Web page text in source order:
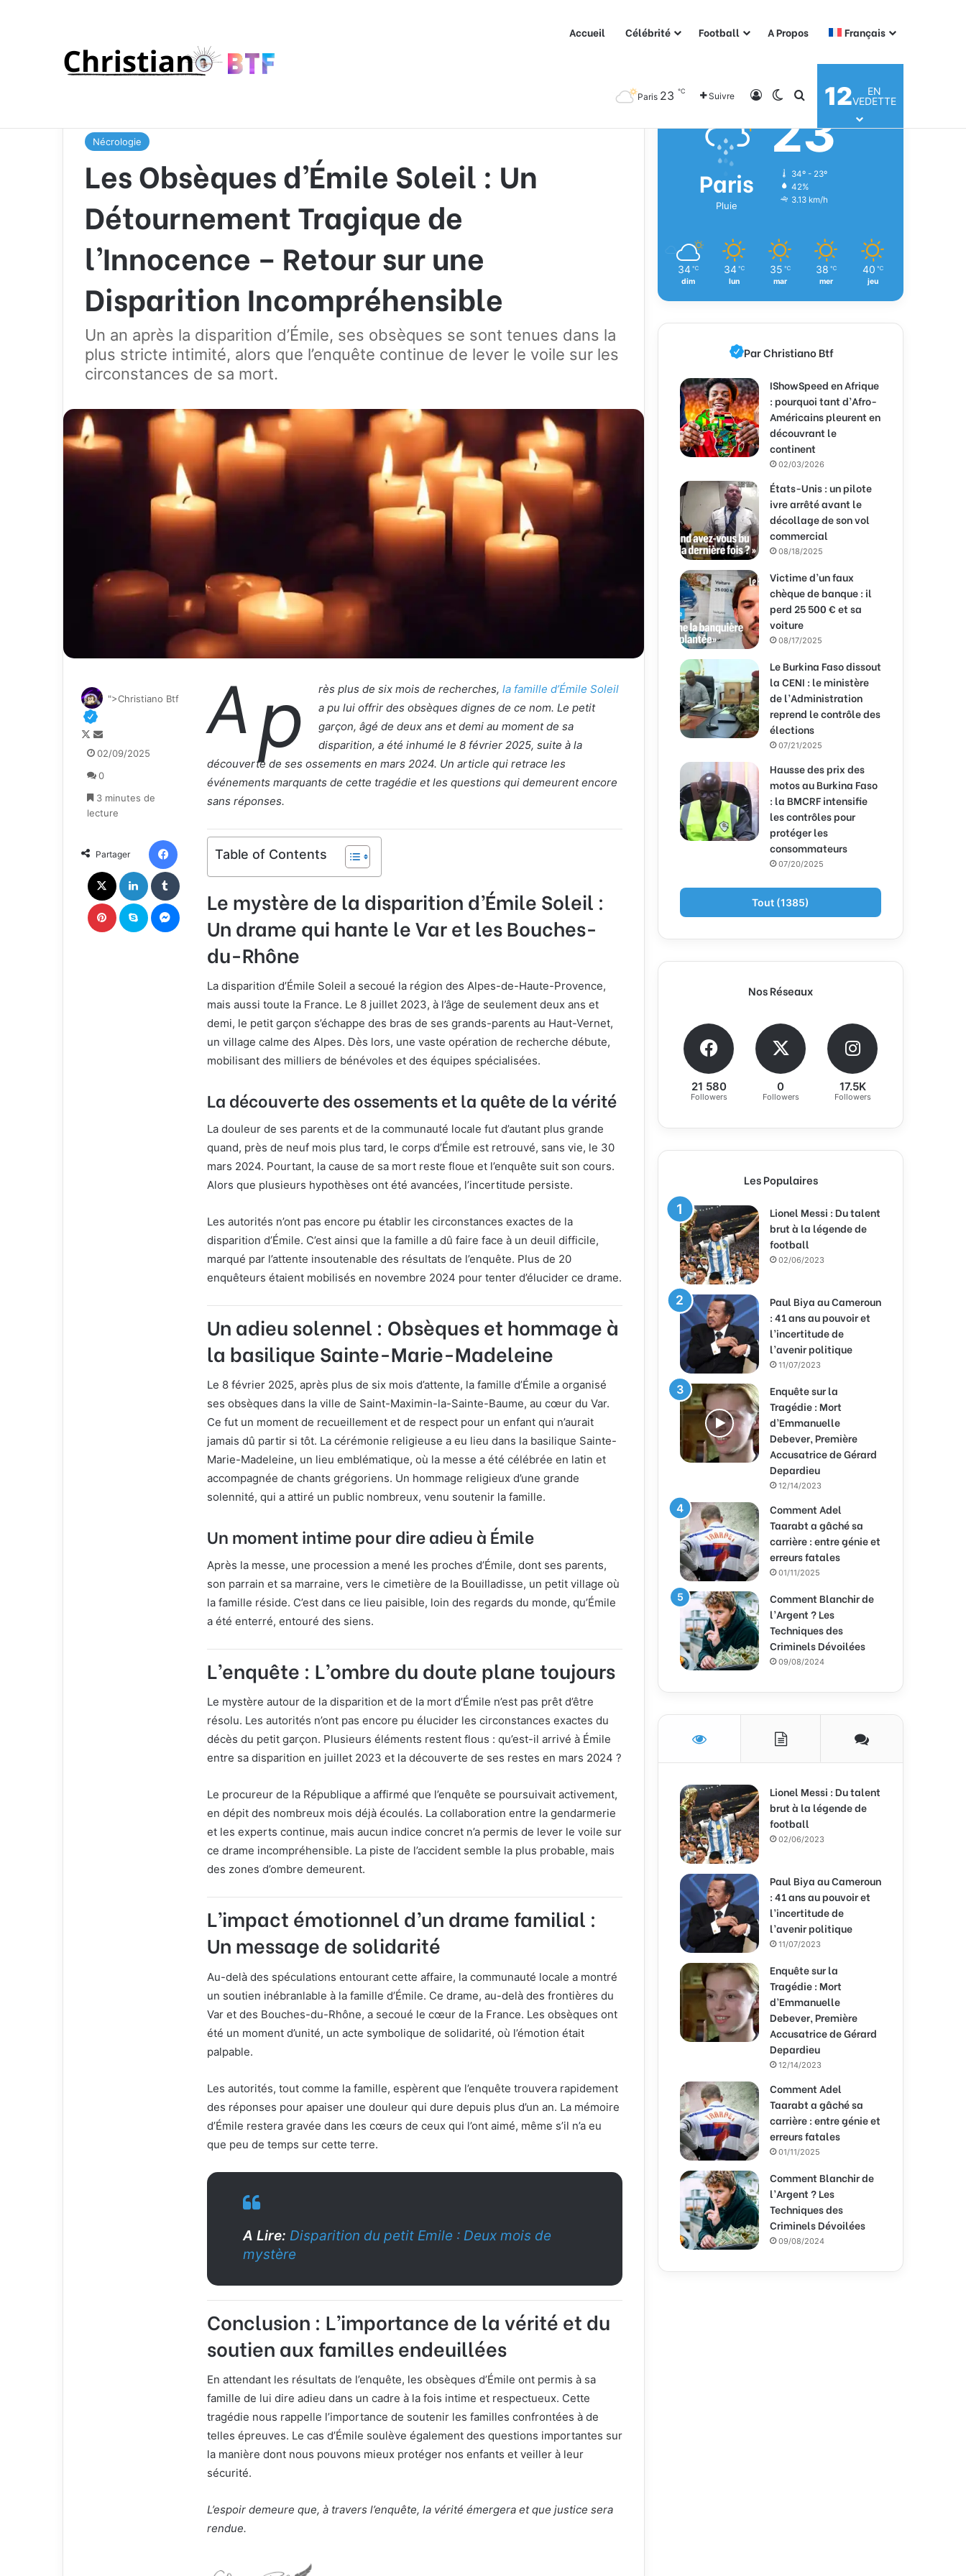
Accueil Célébrité Football A Propos Français
Paris 23 ℃ Suivre ConnexionSwitch skin
Rechercher
12
EN
VEDETTE
Nécrologie
Les Obsèques d’Émile Soleil : Un
Détournement Tragique de
l’Innocence – Retour sur une
Disparition Incompréhensible
Un an après la disparition d’Émile, ses obsèques se sont tenues dans la
plus stricte intimité, alors que l’enquête continue de lever le voile sur les
circonstances de sa mort.
Ap rès plus de six mois de recherches, la famille d’Émile Soleil
a pu lui offrir des obsèques dignes de ce nom. Le petit
garçon, âgé de deux ans et demi au moment de sa
disparition, a été inhumé le 8 février 2025, suite à la
découverte de ses ossements en mars 2024. Un article qui retrace les
événements marquants de cette tragédie et les questions qui demeurent encore
sans réponses.
Table of Contents
Le mystère de la disparition d’Émile Soleil :
Un drame qui hante le Var et les Bouches-
du-Rhône
La disparition d’Émile Soleil a secoué la région des Alpes-de-Haute-Provence,
mais aussi toute la France. Le 8 juillet 2023, à l’âge de seulement deux ans et
demi, le petit garçon s’échappe des bras de ses grands-parents au Haut-Vernet,
un village calme des Alpes. Dès lors, une vaste opération de recherche débute,
mobilisant des milliers de bénévoles et des équipes spécialisées.
La découverte des ossements et la quête de la vérité
La douleur de ses parents et de la communauté locale fut d’autant plus grande
quand, près de neuf mois plus tard, le corps d’Émile est retrouvé, sans vie, le 30
mars 2024. Pourtant, la cause de sa mort reste floue et l’enquête suit son cours.
Alors que plusieurs hypothèses ont été avancées, l’incertitude persiste.
Les autorités n’ont pas encore pu établir les circonstances exactes de la
disparition d’Émile. C’est ainsi que la famille a dû faire face à un deuil difficile,
marqué par l’attente insoutenable des résultats de l’enquête. Plus de 20
enquêteurs étaient mobilisés en novembre 2024 pour tenter d’élucider ce drame.
Un adieu solennel : Obsèques et hommage à
la basilique Sainte-Marie-Madeleine
Le 8 février 2025, après plus de six mois d’attente, la famille d’Émile a organisé
ses obsèques dans la ville de Saint-Maximin-la-Sainte-Baume, au cœur du Var.
Ce fut un moment de recueillement et de respect pour un enfant qui n’aurait
jamais dû partir si tôt. La cérémonie religieuse a eu lieu dans la basilique Sainte-
Marie-Madeleine, un lieu emblématique, où la messe a été célébrée en latin et
accompagnée de chants grégoriens. Un hommage religieux d’une grande
solennité, qui a attiré un public nombreux, venu soutenir la famille.
Un moment intime pour dire adieu à Émile
Après la messe, une procession a mené les proches d’Émile, dont ses parents,
son parrain et sa marraine, vers le cimetière de la Bouilladisse, un petit village où
la famille réside. C’est dans ce lieu paisible, loin des regards du monde, qu’Émile
a été enterré, entouré des siens.
L’enquête : L’ombre du doute plane toujours
Le mystère autour de la disparition et de la mort d’Émile n’est pas prêt d’être
résolu. Les autorités n’ont pas encore pu élucider les circonstances exactes du
décès du petit garçon. Plusieurs éléments restent flous : qu’est-il arrivé à Émile
entre sa disparition en juillet 2023 et la découverte de ses restes en mars 2024 ?
Le procureur de la République a affirmé que l’enquête se poursuivait activement,
en dépit des nombreux mois déjà écoulés. La collaboration entre la gendarmerie
et les experts continue, mais aucun indice concret n’a permis de lever le voile sur
ce drame incompréhensible. La piste de l’accident semble la plus probable, mais
des zones d’ombre demeurent.
L’impact émotionnel d’un drame familial :
Un message de solidarité
Au-delà des spéculations entourant cette affaire, la communauté locale a montré
un soutien inébranlable à la famille d’Émile. Ce drame, au-delà des frontières du
Var et des Bouches-du-Rhône, a secoué le cœur de la France. Les obsèques ont
été un moment d’unité, un acte symbolique de solidarité, où l’émotion était
palpable.
Les autorités, tout comme la famille, espèrent que l’enquête trouvera rapidement
des réponses pour apaiser une douleur qui dure depuis plus d’un an. La mémoire
d’Émile restera gravée dans les cœurs de ceux qui l’ont aimé, même s’il n’a eu
que peu de temps sur cette terre.
A Lire: Disparition du petit Emile : Deux mois de
mystère
Conclusion : L’importance de la vérité et du
soutien aux familles endeuillées
En attendant les résultats de l’enquête, les obsèques d’Émile ont permis à sa
famille de lui dire adieu dans un cadre à la fois intime et respectueux. Cette
tragédie nous rappelle l’importance de soutenir les familles confrontées à de
telles épreuves. Le cas d’Émile soulève également des questions importantes sur
la manière dont nous pouvons mieux protéger nos enfants et veiller à leur
sécurité.
L’espoir demeure que, à travers l’enquête, la vérité émergera et que justice sera
rendue.
">Christiano Btf
F
o
l
o
w
X
n
o
y
e
n
c
o
u
r
r
02/09/2025
0
3 minutes de
lecture
Partager
Météo
Paris
Pluie
23 ℃
34º - 23º
42%
3.13 km/h
34 ℃
dim
34 ℃
lun
35 ℃
mar
38 ℃
mer
40 ℃
jeu
Par Christiano Btf
IShowSpeed en Afrique
: pourquoi tant d’Afro-
Américains pleurent en
découvrant le
continent
02/03/2026
États-Unis : un pilote
ivre arrêté avant le
décollage de son vol
commercial
08/18/2025
Victime d’un faux
chèque de banque : il
perd 25 500 € et sa
voiture
08/17/2025
Le Burkina Faso dissout
la CENI : le ministère
de l’Administration
reprend le contrôle des
élections
07/21/2025
Hausse des prix des
motos au Burkina Faso
: la BMCRF intensifie
les contrôles pour
protéger les
consommateurs
07/20/2025
Tout (1385)
Nos Réseaux
21 580
Followers
0
Followers
17.5K
Followers
Les Populaires
Lionel Messi : Du talent
brut à la légende de
football
02/06/2023
Paul Biya au Cameroun
: 41 ans au pouvoir et
l’incertitude de
l’avenir politique
11/07/2023
Enquête sur la
Tragédie : Mort
d’Emmanuelle
Debever, Première
Accusatrice de Gérard
Depardieu
12/14/2023
Comment Adel
Taarabt a gâché sa
carrière : entre génie et
erreurs fatales
01/11/2025
Comment Blanchir de
l’Argent ? Les
Techniques des
Criminels Dévoilées
09/08/2024
Lionel Messi : Du talent
brut à la légende de
football
02/06/2023
Paul Biya au Cameroun
: 41 ans au pouvoir et
l’incertitude de
l’avenir politique
11/07/2023
Enquête sur la
Tragédie : Mort
d’Emmanuelle
Debever, Première
Accusatrice de Gérard
Depardieu
12/14/2023
Comment Adel
Taarabt a gâché sa
carrière : entre génie et
erreurs fatales
01/11/2025
Comment Blanchir de
l’Argent ? Les
Techniques des
Criminels Dévoilées
09/08/2024